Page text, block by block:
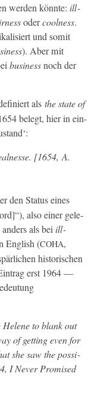
wer­den kön­nte: ill­
odercool­ness.
und somit
). Aber mit
busi­nessnoch der
als the state of
belegt, hier in ein­
[1654, A.
den Sta­tus eines
also ein­er gele­
als bei ill­
Eng­lish (COHA,
his­torischen
erst 1964 —
to blank out
of get­ting even for
she saw the pos­si­
I Nev­er Promised